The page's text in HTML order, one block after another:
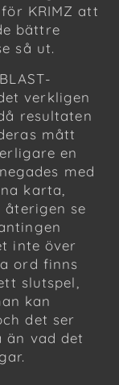
KRIMZ att
bättre
så ut.
verkligen
resultaten
mått
en
med
karta,
återigen se
inte över
ord finns
slutspel,
kan
det ser
vad det